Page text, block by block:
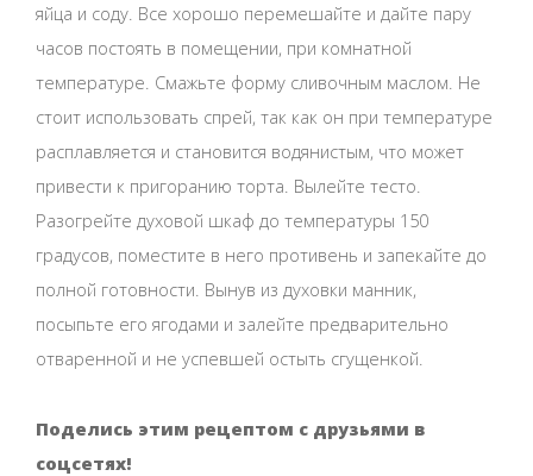
яйца и соду. Все хорошо перемешайте и дайте пару
часов постоять в помещении, при комнатной
температуре. Смажьте форму сливочным маслом. Не
стоит использовать спрей, так как он при температуре
расплавляется и становится водянистым, что может
привести к пригоранию торта. Вылейте тесто.
Разогрейте духовой шкаф до температуры 150
градусов, поместите в него противень и запекайте до
полной готовности. Вынув из духовки манник,
посыпьте его ягодами и залейте предварительно
отваренной и не успевшей остыть сгущенкой.
Поделись этим рецептом с друзьями в
соцсетях!